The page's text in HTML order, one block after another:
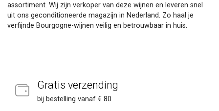
assortiment. Wij zijn verkoper van deze wijnen en leveren snel
uit ons geconditioneerde magazijn in Nederland. Zo haal je
verfijnde Bourgogne-wijnen veilig en betrouwbaar in huis.
Gratis verzending
bij bestelling vanaf € 80